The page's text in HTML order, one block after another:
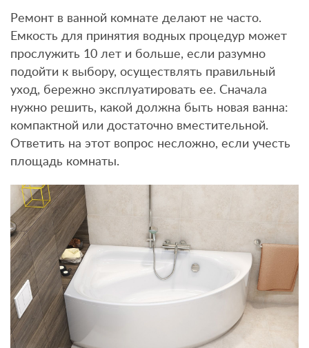
Ремонт в ванной комнате делают не часто.
Емкость для принятия водных процедур может
прослужить 10 лет и больше, если разумно
подойти к выбору, осуществлять правильный
уход, бережно эксплуатировать ее. Сначала
нужно решить, какой должна быть новая ванна:
компактной или достаточно вместительной.
Ответить на этот вопрос несложно, если учесть
площадь комнаты.